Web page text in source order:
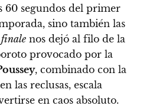
60 segundos del primer
sino también las
finale nos dejó al filo de la
provocado por la
, combinado con la
las reclusas, escala
en caos absoluto.